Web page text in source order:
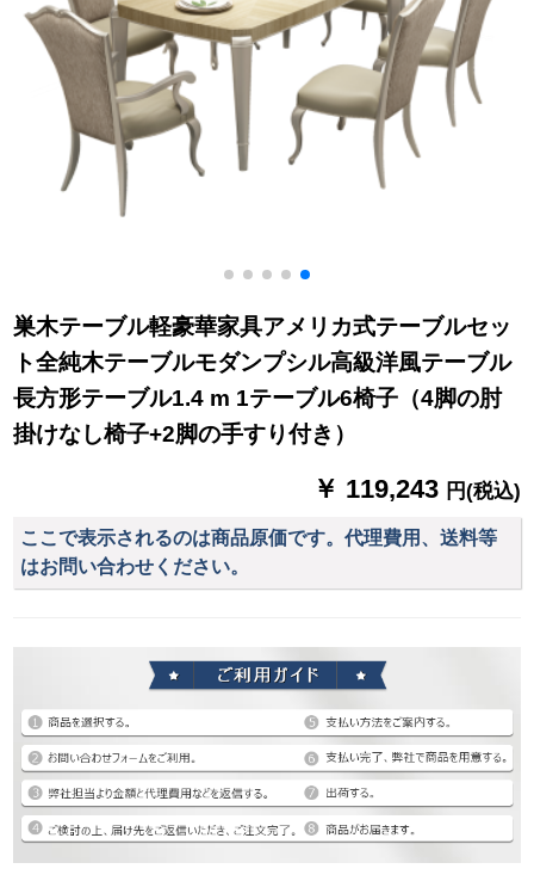
巣木テーブル軽豪華家具アメリカ式テーブルセッ
ト全純木テーブルモダンプシル高級洋風テーブル
長方形テーブル1.4 m 1テーブル6椅子（4脚の肘
掛けなし椅子+2脚の手すり付き）
￥ 119,243 円(税込)
ここで表示されるのは商品原価です。代理費用、送料等
はお問い合わせください。